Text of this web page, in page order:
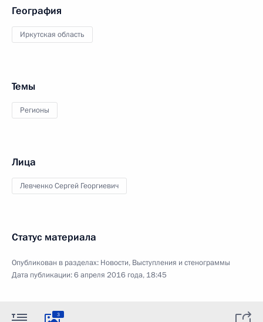
География
Иркутская область
Темы
Регионы
Лица
Левченко Сергей Георгиевич
Статус материала
Опубликован в разделах: Новости, Выступления и стенограммы
Дата публикации:6 апреля 2016 года, 18:45
3